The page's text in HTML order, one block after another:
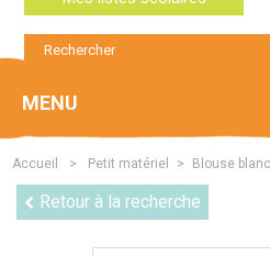
MENU
Accueil > Petit matériel > Blouse
Retour à la recherche